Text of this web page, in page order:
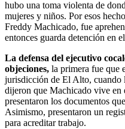
hubo una toma violenta de
mujeres y niños. Por esos
Freddy Machicado, fue
entonces guarda detención en
La defensa del ejecutivo
objeciones, la primera fue que
jurisdicción de El Alto, cuando
dijeron que Machicado vive en
presentaron los documentos
Asimismo, presentaron un
para acreditar trabajo.